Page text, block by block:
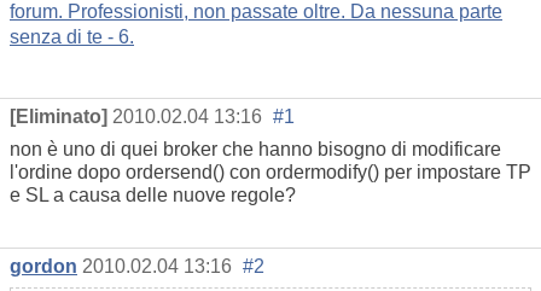
forum. Professionisti, non passate oltre. Da nessuna parte
senza di te - 6.
[Eliminato] 2010.02.04 13:16 #1
non è uno di quei broker che hanno bisogno di modificare
l'ordine dopo ordersend() con ordermodify() per impostare TP
e SL a causa delle nuove regole?
gordon 2010.02.04 13:16 #2